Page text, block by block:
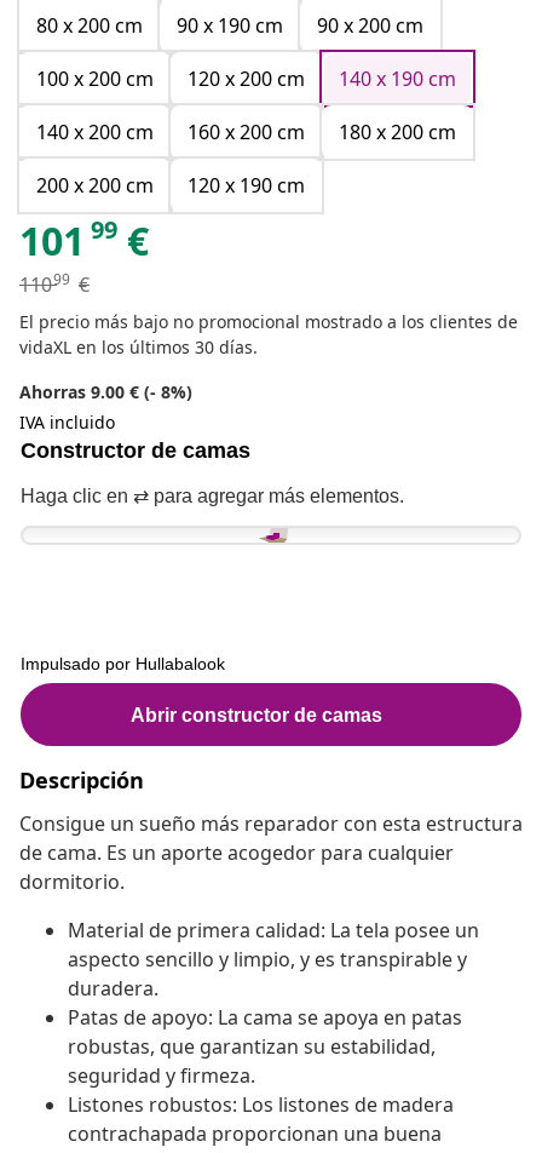
80 x 200 cm
90 x 190 cm
90 x 200 cm
100 x 200 cm
120 x 200 cm
140 x 190 cm
140 x 200 cm
160 x 200 cm
180 x 200 cm
200 x 200 cm
120 x 190 cm
101 99 €
11099 €
El precio más bajo no promocional mostrado a los clientes de
vidaXL en los últimos 30 días.
Ahorras 9.00 € (- 8%)
IVA incluido
Descripción
Consigue un sueño más reparador con esta estructura
de cama. Es un aporte acogedor para cualquier
dormitorio.
Material de primera calidad: La tela posee un
aspecto sencillo y limpio, y es transpirable y
duradera.
Patas de apoyo: La cama se apoya en patas
robustas, que garantizan su estabilidad,
seguridad y firmeza.
Listones robustos: Los listones de madera
contrachapada proporcionan una buena